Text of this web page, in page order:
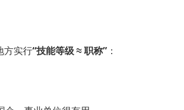
方实行“技能等级 ≈ 职称” ：